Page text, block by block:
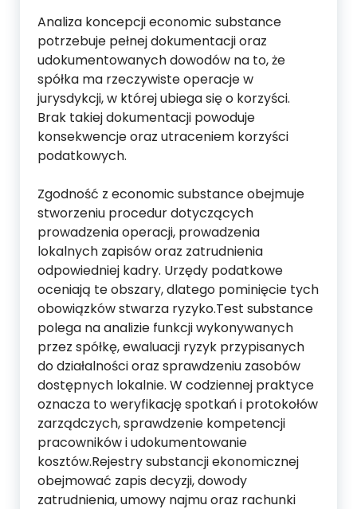
Analiza koncepcji economic substance
potrzebuje pełnej dokumentacji oraz
udokumentowanych dowodów na to, że
spółka ma rzeczywiste operacje w
jurysdykcji, w której ubiega się o korzyści.
Brak takiej dokumentacji powoduje
konsekwencje oraz utraceniem korzyści
podatkowych.
Zgodność z economic substance obejmuje
stworzeniu procedur dotyczących
prowadzenia operacji, prowadzenia
lokalnych zapisów oraz zatrudnienia
odpowiedniej kadry. Urzędy podatkowe
oceniają te obszary, dlatego pominięcie tych
obowiązków stwarza ryzyko.Test substance
polega na analizie funkcji wykonywanych
przez spółkę, ewaluacji ryzyk przypisanych
do działalności oraz sprawdzeniu zasobów
dostępnych lokalnie. W codziennej praktyce
oznacza to weryfikację spotkań i protokołów
zarządczych, sprawdzenie kompetencji
pracowników i udokumentowanie
kosztów.Rejestry substancji ekonomicznej
obejmować zapis decyzji, dowody
zatrudnienia, umowy najmu oraz rachunki